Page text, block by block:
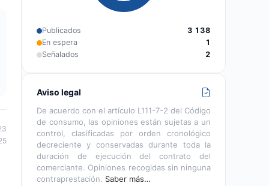
Publicados
3 138
En espera
1
Señalados
2
Aviso legal
De acuerdo con el artículo L111-7-2 del Código
de consumo, las opiniones están sujetas a un
control, clasificadas por orden cronológico
decreciente y conservadas durante toda la
duración de ejecución del contrato del
comerciante. Opiniones recogidas sin ninguna
contraprestación. Saber más…